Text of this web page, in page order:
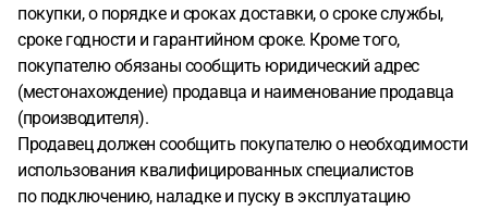
покупки, о порядке и сроках доставки, о сроке службы,
сроке годности и гарантийном сроке. Кроме того,
покупателю обязаны сообщить юридический адрес
(местонахождение) продавца и наименование продавца
(производителя).
Продавец должен сообщить покупателю о необходимости
использования квалифицированных специалистов
по подключению, наладке и пуску в эксплуатацию